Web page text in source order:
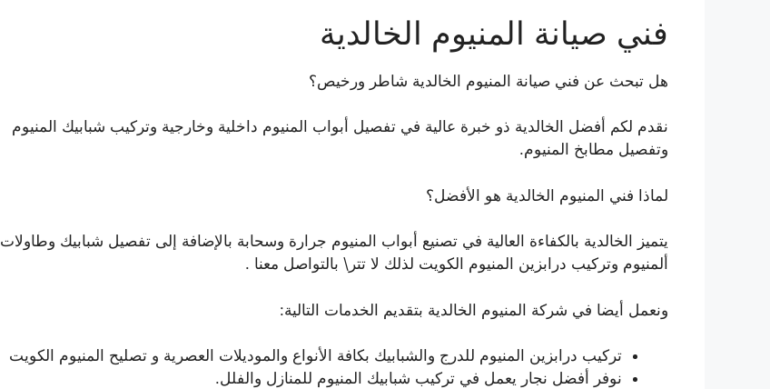
فني صيانة المنيوم الخالدية
هل تبحث عن فني صيانة المنيوم الخالدية شاطر ورخيص؟
نقدم لكم أفضل الخالدية ذو خبرة عالية في تفصيل أبواب المنيوم داخلية وخارجية وتركيب شبابيك المنيوم
وتفصيل مطابخ المنيوم.
لماذا فني المنيوم الخالدية هو الأفضل؟
يتميز الخالدية بالكفاءة العالية في تصنيع أبواب المنيوم جرارة وسحابة بالإضافة إلى تفصيل شبابيك وطاولات
ألمنيوم وتركيب درابزين المنيوم الكويت لذلك لا تتر\ بالتواصل معنا .
ونعمل أيضا في شركة المنيوم الخالدية بتقديم الخدمات التالية:
تركيب درابزين المنيوم للدرج والشبابيك بكافة الأنواع والموديلات العصرية و تصليح المنيوم الكويت
نوفر أفضل نجار يعمل في تركيب شبابيك المنيوم للمنازل والفلل.